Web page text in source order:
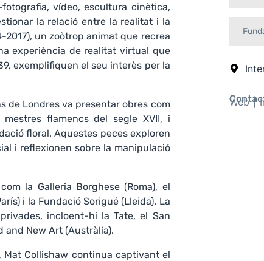
vídeo, escultura cinètica,
la relació entre la realitat i la
2017), un zoòtrop animat que recrea
experiència de realitat virtual que
exemplifiquen el seu interès per la
de Londres va presentar obres com
flamencs del segle XVII, i
floral. Aquestes peces exploren
i reflexionen sobre la manipulació
la Galleria Borghese (Roma), el
i la Fundació Sorigué (Lleida). La
incloent-hi la Tate, el San
and New Art (Austràlia).
Mat Collishaw continua captivant el
Web